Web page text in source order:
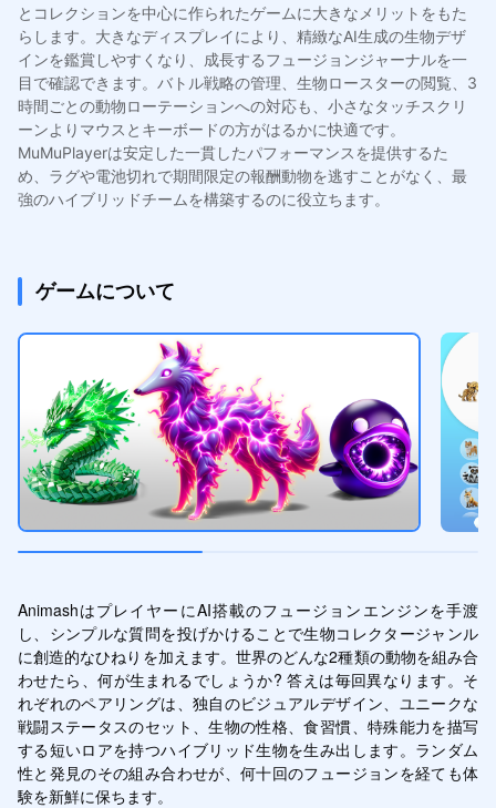
とコレクションを中心に作られたゲームに大きなメリットをもた
らします。大きなディスプレイにより、精緻なAI生成の生物デザ
インを鑑賞しやすくなり、成長するフュージョンジャーナルを一
目で確認できます。バトル戦略の管理、生物ロースターの閲覧、3
時間ごとの動物ローテーションへの対応も、小さなタッチスクリ
ーンよりマウスとキーボードの方がはるかに快適です。
MuMuPlayerは安定した一貫したパフォーマンスを提供するた
め、ラグや電池切れで期間限定の報酬動物を逃すことがなく、最
強のハイブリッドチームを構築するのに役立ちます。
ゲームについて
AnimashはプレイヤーにAI搭載のフュージョンエンジンを手渡
し、シンプルな質問を投げかけることで生物コレクタージャンル
に創造的なひねりを加えます。世界のどんな2種類の動物を組み合
わせたら、何が生まれるでしょうか? 答えは毎回異なります。そ
れぞれのペアリングは、独自のビジュアルデザイン、ユニークな
戦闘ステータスのセット、生物の性格、食習慣、特殊能力を描写
する短いロアを持つハイブリッド生物を生み出します。ランダム
性と発見のその組み合わせが、何十回のフュージョンを経ても体
験を新鮮に保ちます。